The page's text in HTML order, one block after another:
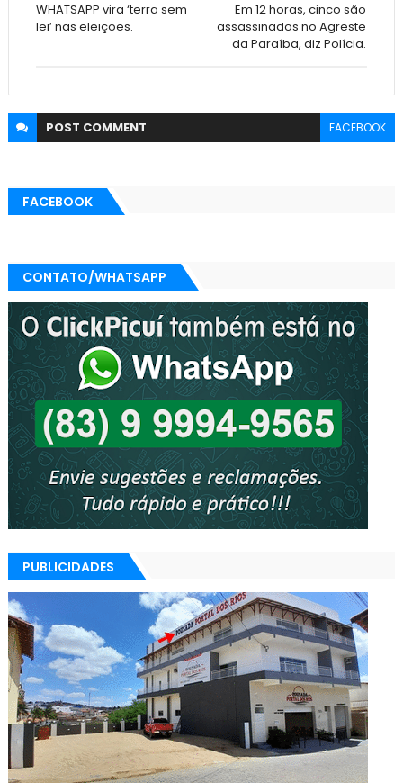
Em 12 horas, cinco são
assassinados no Agreste
da Paraíba, diz Polícia.
WHATSAPP vira ‘terra sem
lei’ nas eleições.
POST COMMENT FACEBOOK
FACEBOOK
CONTATO/WHATSAPP
PUBLICIDADES